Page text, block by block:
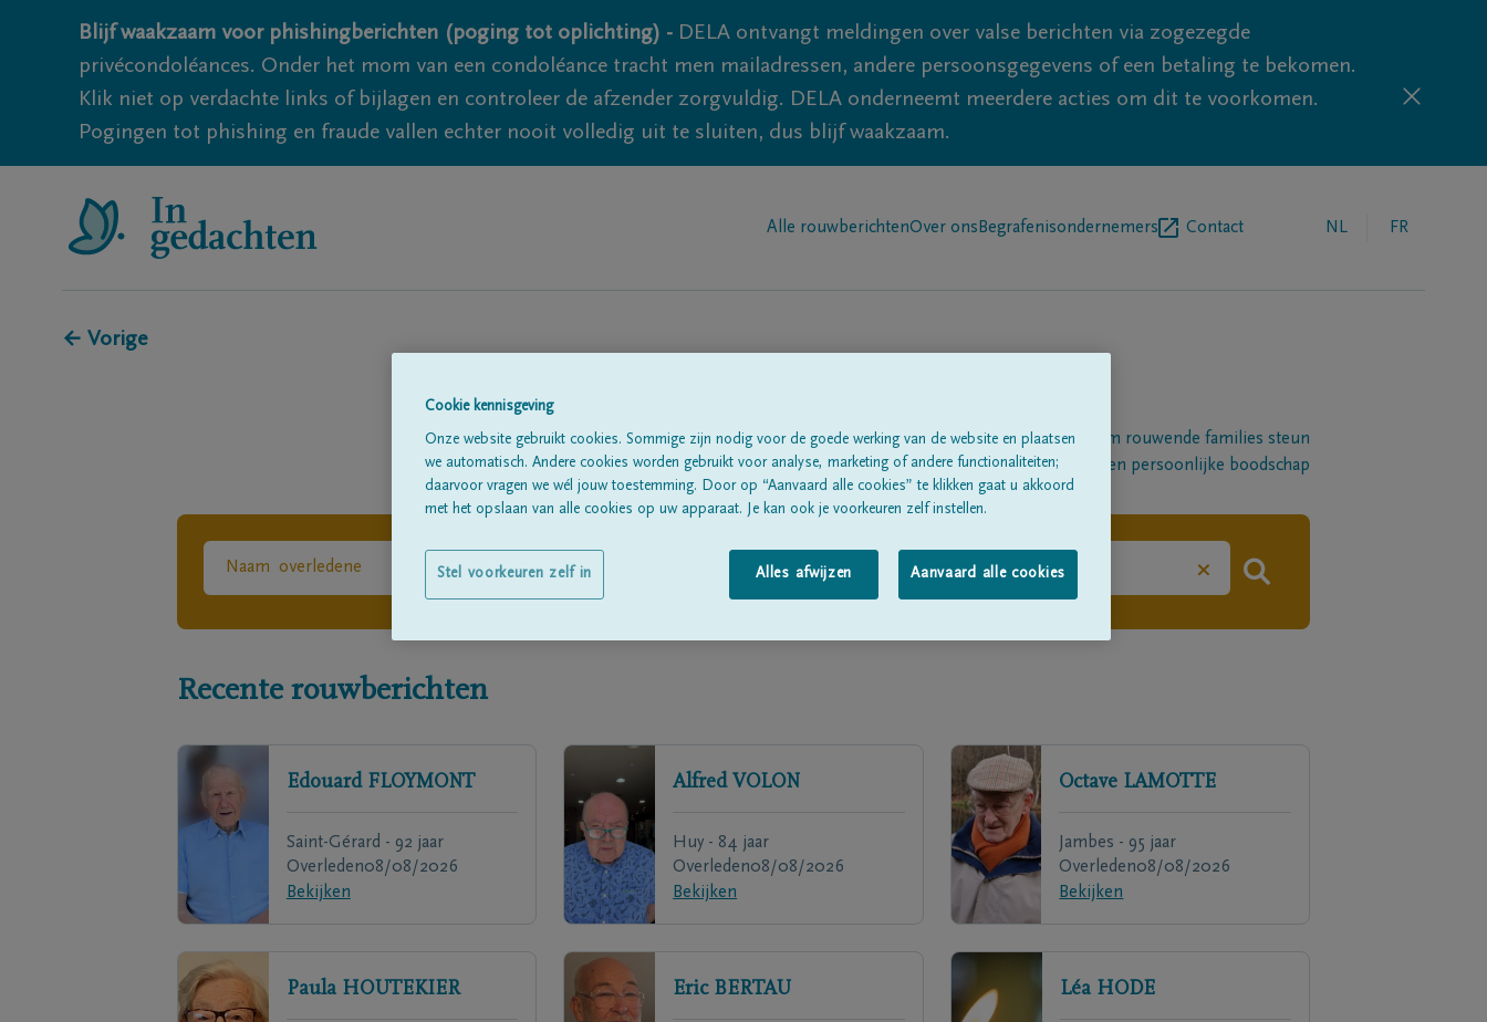
Blijf waakzaam voor phishingberichten (poging tot oplichting) - DELA ontvangt meldingen over valse berichten via zogezegde
privécondoléances. Onder het mom van een condoléance tracht men mailadressen, andere persoonsgegevens of een betaling te bekomen.
Klik niet op verdachte links of bijlagen en controleer de afzender zorgvuldig. DELA onderneemt meerdere acties om dit te voorkomen.
Pogingen tot phishing en fraude vallen echter nooit volledig uit te sluiten, dus blijf waakzaam.
Alle rouwberichtenOver ons Begrafenisondernemers Contact NL FR
← Vorige
Een platform om rouwende families steun
te betuigen met een persoonlijke boodschap
×
Recente rouwberichten
Edouard FLOYMONT
Saint-Gérard - 92 jaar
Overleden08/08/2026
Bekijken
Alfred VOLON
Huy - 84 jaar
Overleden08/08/2026
Bekijken
Octave LAMOTTE
Jambes - 95 jaar
Overleden08/08/2026
Bekijken
Paula HOUTEKIER Eric BERTAU Léa HODE
Cookie kennisgeving
Onze website gebruikt cookies. Sommige zijn nodig voor de goede werking van de website en plaatsen
we automatisch. Andere cookies worden gebruikt voor analyse, marketing of andere functionaliteiten;
daarvoor vragen we wél jouw toestemming. Door op “Aanvaard alle cookies” te klikken gaat u akkoord
met het opslaan van alle cookies op uw apparaat. Je kan ook je voorkeuren zelf instellen.
Alles afwijzen Aanvaard alle cookies
Stel voorkeuren zelf in